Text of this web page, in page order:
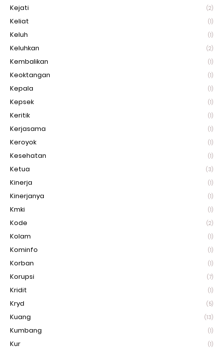
Kejati (2)
Keliat (1)
Keluh (1)
Keluhkan (2)
Kembalikan (1)
Keoktangan (1)
Kepala (1)
Kepsek (1)
Keritik (1)
Kerjasama (1)
Keroyok (1)
Kesehatan (1)
Ketua (3)
Kinerja (1)
Kinerjanya (1)
Kmki (1)
Kode (2)
Kolam (1)
Kominfo (1)
Korban (1)
Korupsi (7)
Kridit (1)
Kryd (5)
Kuang (13)
Kumbang (1)
Kur (1)